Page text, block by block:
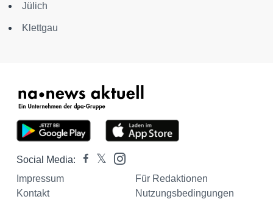
Jülich
Klettgau
Social Media:
Impressum
Für Redaktionen
Kontakt
Nutzungsbedingungen